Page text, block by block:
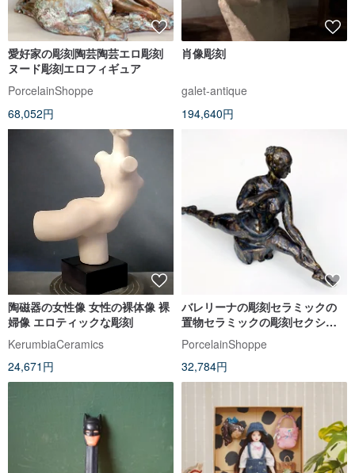
愛好家の彫刻陶芸陶芸エロ彫刻
ヌード彫刻エロフィギュア
PorcelainShoppe
68,052円
肖像彫刻
galet-antique
194,640円
陶磁器の女性像 女性の裸体像 裸
婦像 エロティックな彫刻
KerumbiaCeramics
24,671円
バレリーナの彫刻セラミックの
置物セラミックの彫刻セクシー
な女性の肖像画
PorcelainShoppe
32,784円